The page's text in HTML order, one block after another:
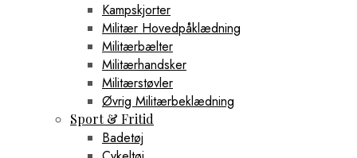
Kampskjorter
Militær Hovedpåklædning
Militærbælter
Militærhandsker
Militærstøvler
Øvrig Militærbeklædning
Sport & Fritid
Badetøj